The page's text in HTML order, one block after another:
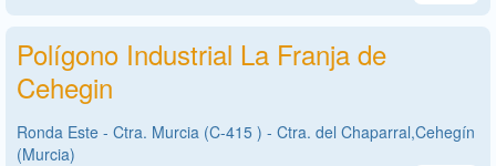
Polígono Industrial La Franja de
Cehegin
Ronda Este - Ctra. Murcia (C-415 ) - Ctra. del Chaparral,Cehegín
(Murcia)